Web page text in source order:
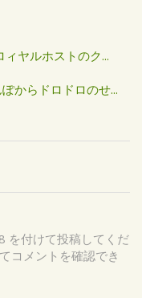
ヤルホストのク...
からドロドロのせ...
を付けて投稿してくだ
コメントを確認でき